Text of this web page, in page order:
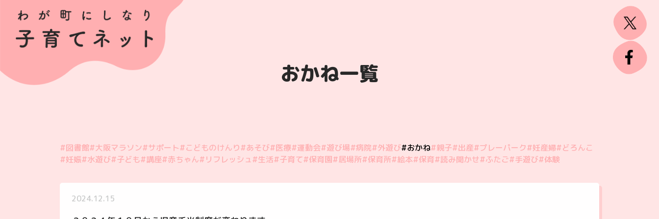
おかね一覧
#図書館#大阪マラソン#サポート#こどものけんり#あそび#医療#運動会#遊び場#病院#外遊び#おかね#親子#出産#プレーパーク#妊産婦#どろんこ
#妊娠#水遊び#子ども#講座#赤ちゃん#リフレッシュ#生活#子育て#保育園#居場所#保育所#絵本#保育#読み聞かせ#ふたご#手遊び#体験
2024.12.15